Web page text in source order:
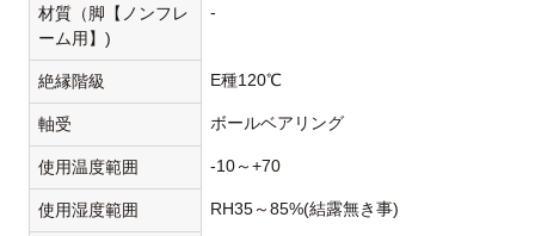
材質（脚【ノンフレ
ーム用】)
-
絶縁階級 E種120℃
軸受 ボールベアリング
使用温度範囲 -10～+70
使用湿度範囲 RH35～85%(結露無き事)